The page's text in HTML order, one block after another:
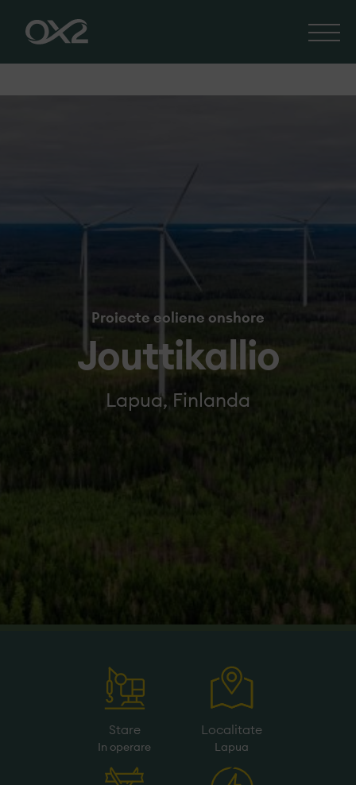
Proiecte eoliene onshore
Jouttikallio
Lapua, Finlanda
Stare
In operare
Localitate
Lapua